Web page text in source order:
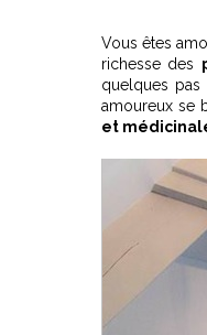
Vous êtes
richesse des
quelques pas
amoureux se
et